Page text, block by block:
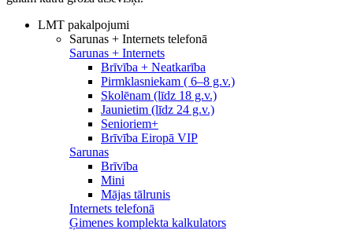
LMT pakalpojumi
Sarunas + Internets telefonā
Sarunas + Internets
Brīvība + Neatkarība
Pirmklasniekam ( 6–8 g.v.)
Skolēnam (līdz 18 g.v.)
Jaunietim (līdz 24 g.v.)
Senioriem+
Brīvība Eiropā VIP
Sarunas
Brīvība
Mini
Mājas tālrunis
Internets telefonā
Ģimenes komplekta kalkulators